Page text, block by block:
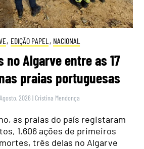
, EDIÇÃO PAPEL , NACIONAL
no Algarve entre as 17
praias portuguesas
2026 | Cristina Mendonça
as praias do país registaram
1.606 ações de primeiros
três delas no Algarve